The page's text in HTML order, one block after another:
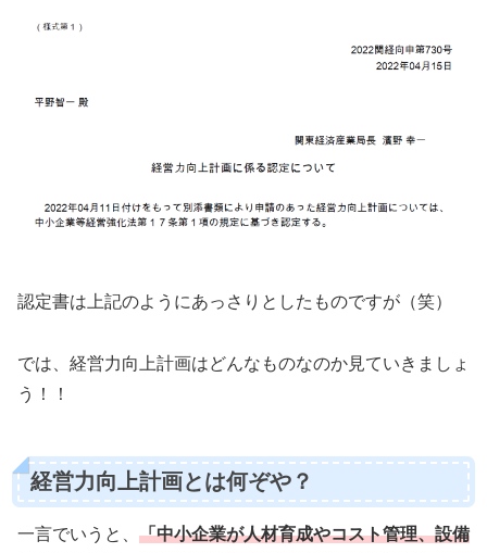
認定書は上記のようにあっさりとしたものですが（笑）
では、経営力向上計画はどんなものなのか見ていきましょ
う！！
経営力向上計画とは何ぞや？
一言でいうと、 「中小企業が人材育成やコスト管理、設備